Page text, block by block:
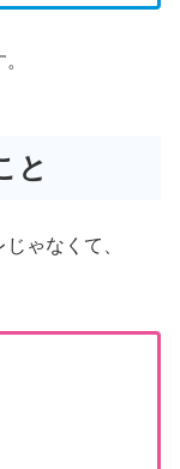
と
ゃなくて、